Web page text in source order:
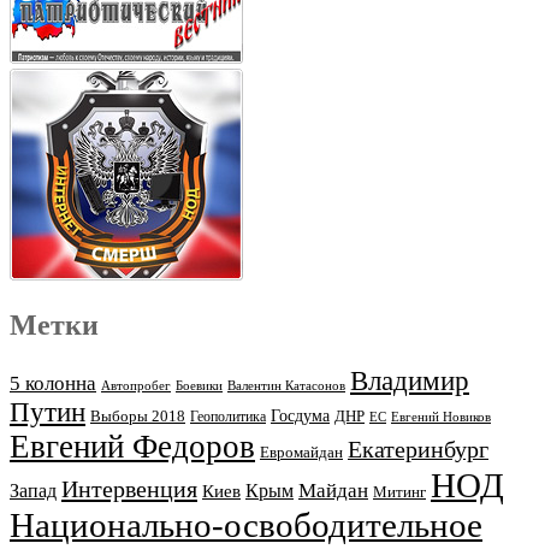
Метки
5 колонна Автопробег Боевики Валентин Катасонов Владимир
Путин Выборы 2018 Геополитика Госдума ДНР ЕС Евгений Новиков
Евгений Федоров Евромайдан Екатеринбург
Запад Интервенция Киев Крым Майдан Митинг НОД
Национально-освободительное